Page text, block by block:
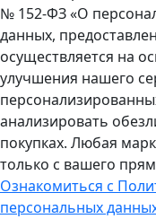
№ 152-ФЗ «О
данных,
осуществляется на
улучшения нашего
анализировать
покупках. Любая
только с вашего
Ознакомиться с
персональных